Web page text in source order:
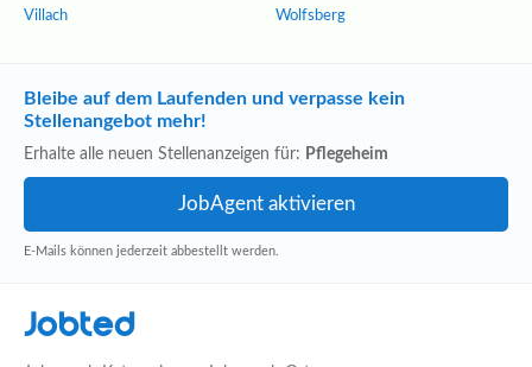
Villach Wolfsberg
Bleibe auf dem Laufenden und verpasse kein
Stellenangebot mehr!
Erhalte alle neuen Stellenanzeigen für: Pflegeheim
E-Mails können jederzeit abbestellt werden.
Jobted